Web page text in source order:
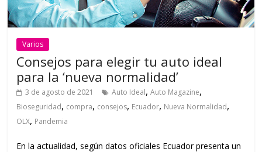
Varios
Consejos para elegir tu auto ideal
para la ‘nueva normalidad’
3 de agosto de 2021 Auto Ideal,Auto Magazine,
Bioseguridad, compra, consejos, Ecuador, Nueva Normalidad,
OLX, Pandemia
En la actualidad, según datos oficiales Ecuador presenta un